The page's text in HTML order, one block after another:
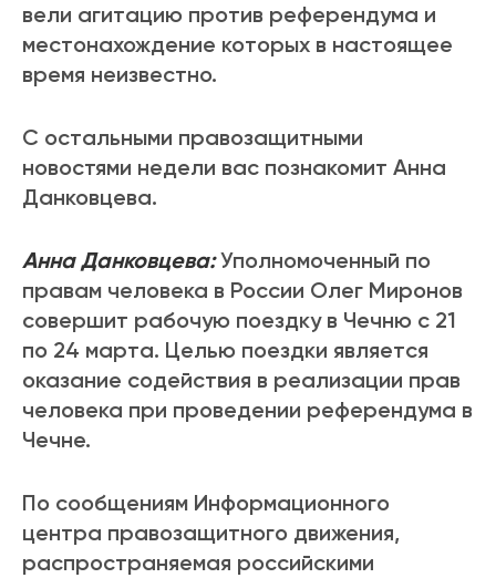
вели агитацию против референдума и
местонахождение которых в настоящее
время неизвестно.
С остальными правозащитными
новостями недели вас познакомит Анна
Данковцева.
Анна Данковцева:Уполномоченный по
правам человека в России Олег Миронов
совершит рабочую поездку в Чечню с 21
по 24 марта. Целью поездки является
оказание содействия в реализации прав
человека при проведении референдума в
Чечне.
По сообщениям Информационного
центра правозащитного движения,
распространяемая российскими